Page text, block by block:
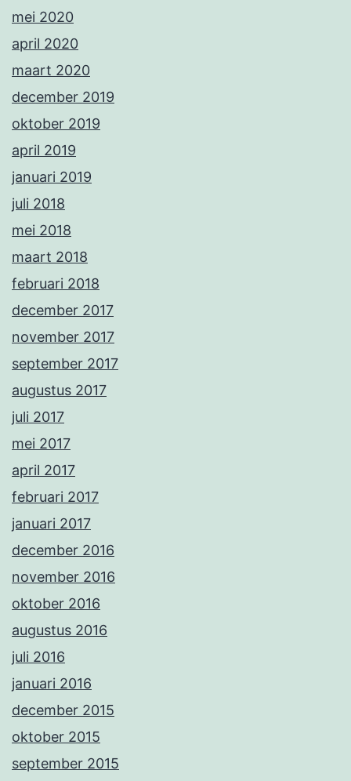
mei 2020
april 2020
maart 2020
december 2019
oktober 2019
april 2019
januari 2019
juli 2018
mei 2018
maart 2018
februari 2018
december 2017
november 2017
september 2017
augustus 2017
juli 2017
mei 2017
april 2017
februari 2017
januari 2017
december 2016
november 2016
oktober 2016
augustus 2016
juli 2016
januari 2016
december 2015
oktober 2015
september 2015